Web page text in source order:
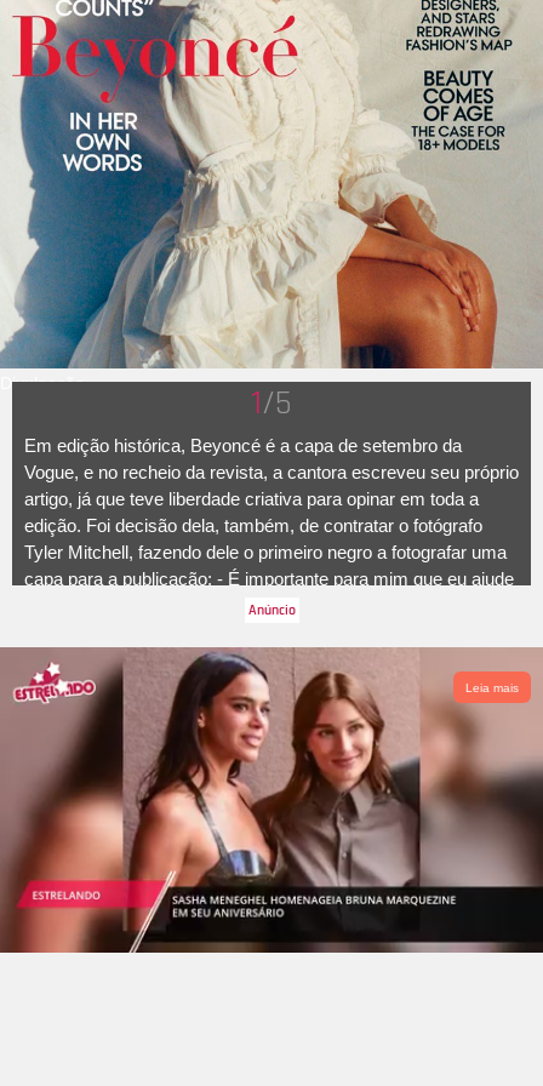
Divulgação 1/5
Em edição histórica, Beyoncé é a capa de setembro da
Vogue, e no recheio da revista, a cantora escreveu seu próprio
artigo, já que teve liberdade criativa para opinar em toda a
edição. Foi decisão dela, também, de contratar o fotógrafo
Tyler Mitchell, fazendo dele o primeiro negro a fotografar uma
capa para a publicação: - É importante para mim que eu ajude
a abrir portas para artistas mais jovens. Há tantas barreiras
posso para nivelar o campo de jogo, para apresentar um ponto
de vista diferente para pessoas que podem sentir que suas
vozes não importam.
Leia mais